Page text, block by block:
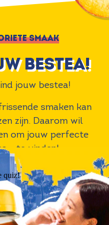
SMAAK
bestea!
jouw bestea!
smaken kan
zijn. Daarom wil
om jouw perfecte
- te vinden!
quiz!